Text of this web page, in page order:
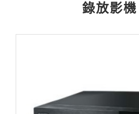
錄放影機